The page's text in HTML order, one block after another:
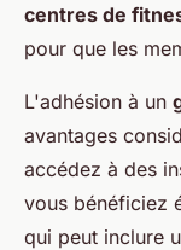
centres de
pour que les
L'adhésion à un
avantages
accédez à des
vous bénéficiez
qui peut inclure